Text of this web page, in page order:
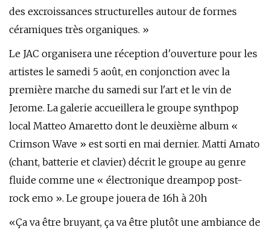
des excroissances structurelles autour de formes
céramiques très organiques. »
Le JAC organisera une réception d'ouverture pour les
artistes le samedi 5 août, en conjonction avec la
première marche du samedi sur l'art et le vin de
Jerome. La galerie accueillera le groupe synthpop
local Matteo Amaretto dont le deuxième album «
Crimson Wave » est sorti en mai dernier. Matti Amato
(chant, batterie et clavier) décrit le groupe au genre
fluide comme une « électronique dreampop post-
rock emo ». Le groupe jouera de 16h à 20h
«Ça va être bruyant, ça va être plutôt une ambiance de